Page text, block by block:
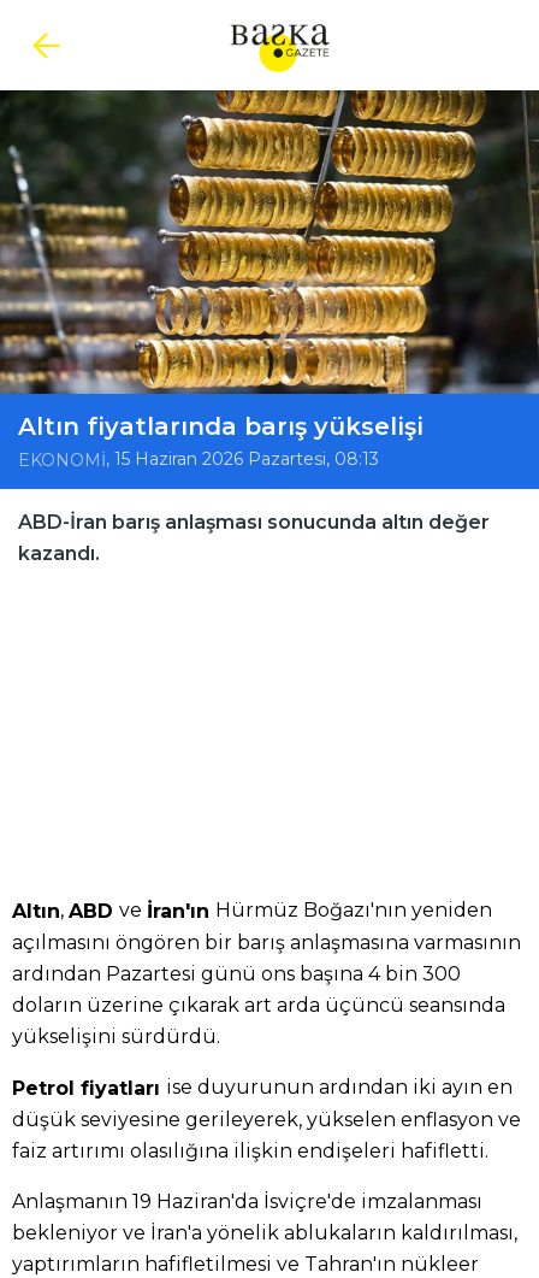
Altın fiyatlarında barış yükselişi
EKONOMİ, 15 Haziran 2026 Pazartesi, 08:13
ABD-İran barış anlaşması sonucunda altın değer
kazandı.
Altın, ABD ve İran'ın Hürmüz Boğazı'nın yeniden
açılmasını öngören bir barış anlaşmasına varmasının
ardından Pazartesi günü ons başına 4 bin 300
doların üzerine çıkarak art arda üçüncü seansında
yükselişini sürdürdü.
Petrol fiyatları ise duyurunun ardından iki ayın en
düşük seviyesine gerileyerek, yükselen enflasyon ve
faiz artırımı olasılığına ilişkin endişeleri hafifletti.
Anlaşmanın 19 Haziran'da İsviçre'de imzalanması
bekleniyor ve İran'a yönelik ablukaların kaldırılması,
yaptırımların hafifletilmesi ve Tahran'ın nükleer